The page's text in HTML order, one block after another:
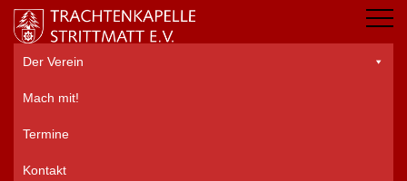
Der Verein
Mach mit!
Termine
Kontakt